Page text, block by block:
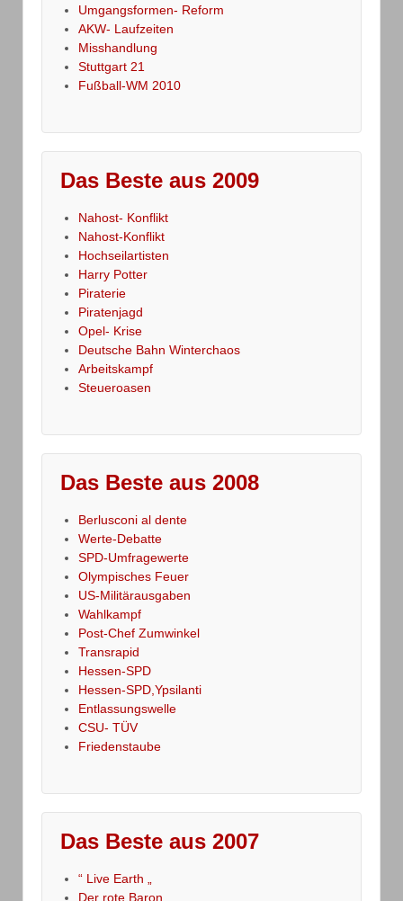
Umgangsformen- Reform
AKW- Laufzeiten
Misshandlung
Stuttgart 21
Fußball-WM 2010
Das Beste aus 2009
Nahost- Konflikt
Nahost-Konflikt
Hochseilartisten
Harry Potter
Piraterie
Piratenjagd
Opel- Krise
Deutsche Bahn Winterchaos
Arbeitskampf
Steueroasen
Das Beste aus 2008
Berlusconi al dente
Werte-Debatte
SPD-Umfragewerte
Olympisches Feuer
US-Militärausgaben
Wahlkampf
Post-Chef Zumwinkel
Transrapid
Hessen-SPD
Hessen-SPD,Ypsilanti
Entlassungswelle
CSU- TÜV
Friedenstaube
Das Beste aus 2007
“ Live Earth „
Der rote Baron